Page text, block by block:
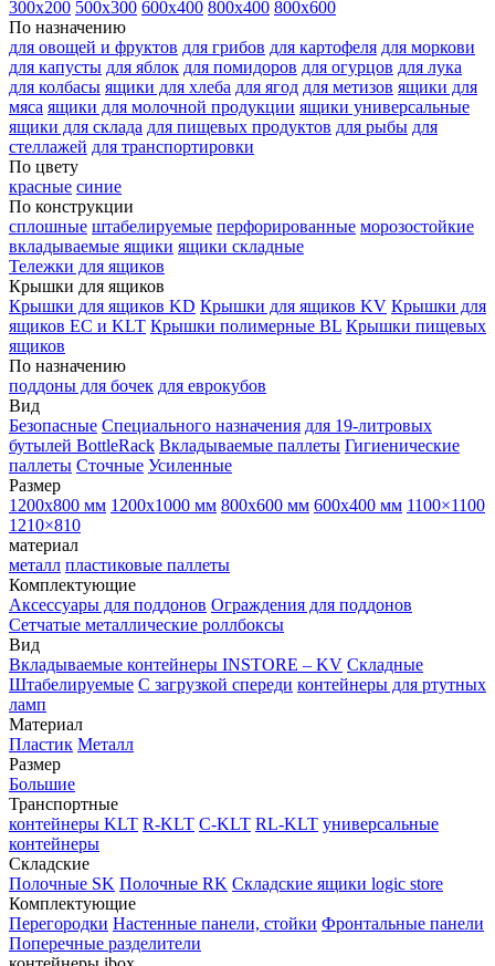
300х200 500х300 600х400 800х400 800х600
По назначению
для овощей и фруктов для грибов для картофеля для моркови
для капусты для яблок для помидоров для огурцов для лука
для колбасы ящики для хлеба для ягод для метизов ящики для
мяса ящики для молочной продукции ящики универсальные
ящики для склада для пищевых продуктов для рыбы для
стеллажей для транспортировки
По цвету
красные синие
По конструкции
сплошные штабелируемые перфорированные морозостойкие
вкладываемые ящики ящики складные
Тележки для ящиков
Крышки для ящиков
Крышки для ящиков KD Крышки для ящиков KV Крышки для
ящиков EC и KLT Крышки полимерные BL Крышки пищевых
ящиков
По назначению
поддоны для бочек для еврокубов
Вид
Безопасные Специального назначения для 19-литровых
бутылей BottleRack Вкладываемые паллеты Гигиенические
паллеты Сточные Усиленные
Размер
1200х800 мм 1200х1000 мм 800х600 мм 600х400 мм 1100×1100
1210×810
материал
металл пластиковые паллеты
Комплектующие
Аксессуары для поддонов Ограждения для поддонов
Сетчатые металлические роллбоксы
Вид
Вкладываемые контейнеры INSTORE – KV Складные
Штабелируемые С загрузкой спереди контейнеры для ртутных
ламп
Материал
Пластик Металл
Размер
Большие
Транспортные
контейнеры KLT R-KLT C-KLT RL-KLT универсальные
контейнеры
Складские
Полочные SK Полочные RK Складские ящики logic store
Комплектующие
Перегородки Настенные панели, стойки Фронтальные панели
Поперечные разделители